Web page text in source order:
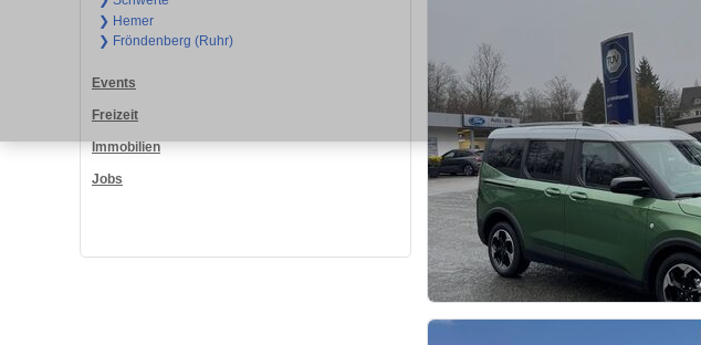
❯ Hemer
❯ Fröndenberg (Ruhr)
Events
Freizeit
Immobilien
Jobs